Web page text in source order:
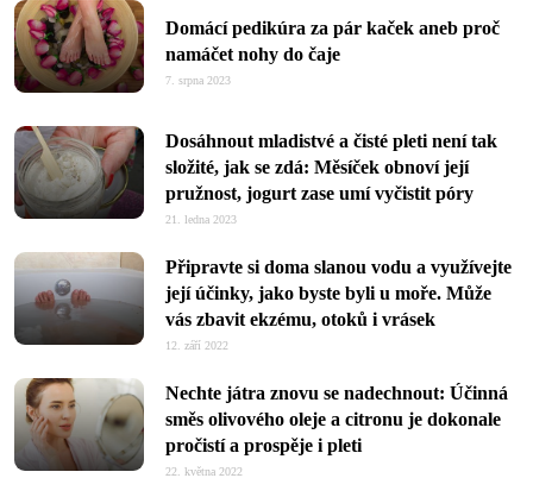
Domácí pedikúra za pár kaček aneb proč
namáčet nohy do čaje
7. srpna 2023
Dosáhnout mladistvé a čisté pleti není tak
složité, jak se zdá: Měsíček obnoví její
pružnost, jogurt zase umí vyčistit póry
21. ledna 2023
Připravte si doma slanou vodu a využívejte
její účinky, jako byste byli u moře. Může
vás zbavit ekzému, otoků i vrásek
12. září 2022
Nechte játra znovu se nadechnout: Účinná
směs olivového oleje a citronu je dokonale
pročistí a prospěje i pleti
22. května 2022